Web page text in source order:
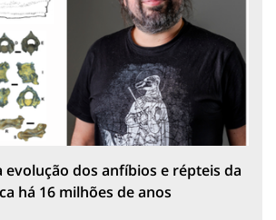
evolução dos anfíbios e répteis da
há 16 milhões de anos